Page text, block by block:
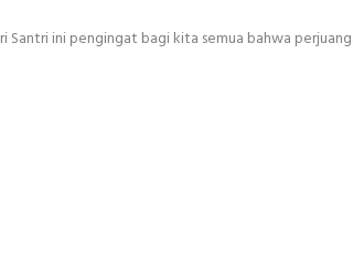
Santri ini pengingat bagi kita semua bahwa